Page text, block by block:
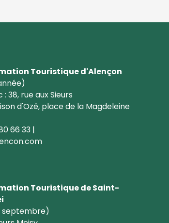
Touristique d'Alençon
38, rue aux Sieurs
d'Ozé, place de la Magdeleine
66 33 |
Touristique de Saint-
septembre)